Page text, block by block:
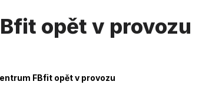
opět v provozu
FBfit opět v provozu